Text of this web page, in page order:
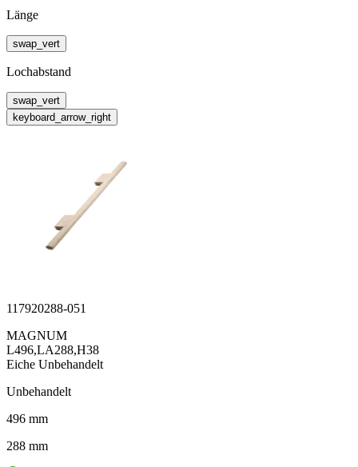
Länge
swap_vert
Lochabstand
swap_vert
keyboard_arrow_right
117920288-051
MAGNUM
L496,LA288,H38
Eiche Unbehandelt
Unbehandelt
496 mm
288 mm